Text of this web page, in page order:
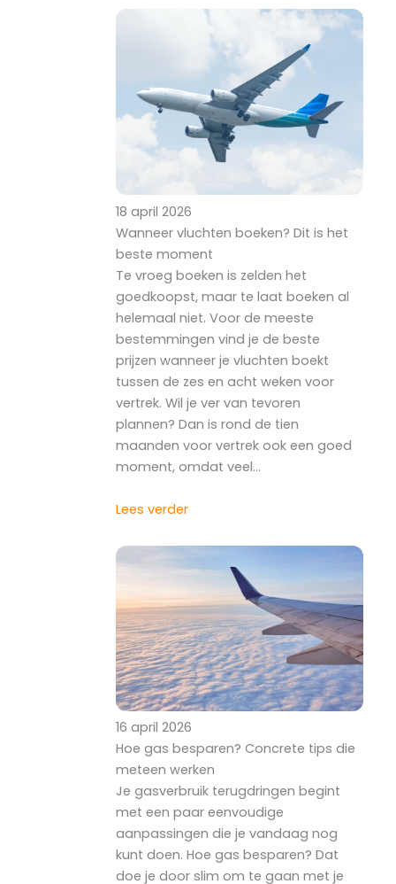
18 april 2026
Wanneer vluchten boeken? Dit is het
beste moment
Te vroeg boeken is zelden het
goedkoopst, maar te laat boeken al
helemaal niet. Voor de meeste
bestemmingen vind je de beste
prijzen wanneer je vluchten boekt
tussen de zes en acht weken voor
vertrek. Wil je ver van tevoren
plannen? Dan is rond de tien
maanden voor vertrek ook een goed
moment, omdat veel…
Lees verder
16 april 2026
Hoe gas besparen? Concrete tips die
meteen werken
Je gasverbruik terugdringen begint
met een paar eenvoudige
aanpassingen die je vandaag nog
kunt doen. Hoe gas besparen? Dat
doe je door slim om te gaan met je